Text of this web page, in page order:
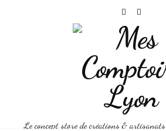
Le concept store de créations &